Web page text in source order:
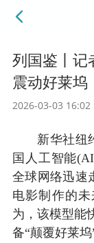
列国鉴丨记
震动好莱坞
2026-03-03 16:02
新华社纽约
国人工智能
全球网络迅速
电影制作的
为，该模型能
备“颠覆好莱